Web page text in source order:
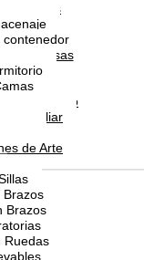
Auxiliares
contenedor
y repisas
Dormitorio
Auxiliar
de Arte
Brazos
Brazos
Ruedas